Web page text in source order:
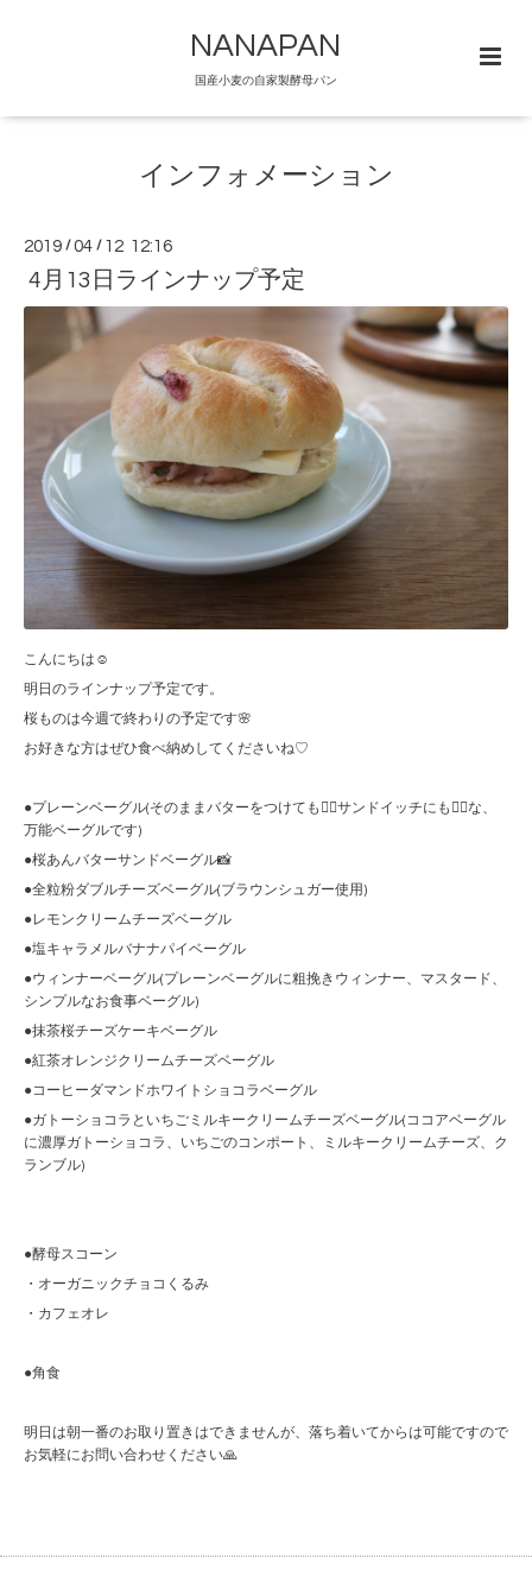
NANAPAN
国産小麦の自家製酵母パン
インフォメーション
2019 /04 / 12 12:16
4月13日ラインナップ予定
こんにちは☺︎
明日のラインナップ予定です。
桜ものは今週で終わりの予定です🌸
お好きな方はぜひ食べ納めしてくださいね♡
●プレーンベーグル(そのままバターをつけても🙆‍♀️サンドイッチにも🙆‍♀️な、
万能ベーグルです)
●桜あんバターサンドベーグル📸
●全粒粉ダブルチーズベーグル(ブラウンシュガー使用)
●レモンクリームチーズベーグル
●塩キャラメルバナナパイベーグル
●ウィンナーベーグル(プレーンベーグルに粗挽きウィンナー、マスタード、
シンプルなお食事ベーグル)
●抹茶桜チーズケーキベーグル
●紅茶オレンジクリームチーズベーグル
●コーヒーダマンドホワイトショコラベーグル
●ガトーショコラといちごミルキークリームチーズベーグル(ココアベーグル
に濃厚ガトーショコラ、いちごのコンポート、ミルキークリームチーズ、ク
ランブル)
●酵母スコーン
・オーガニックチョコくるみ
・カフェオレ
●角食
明日は朝一番のお取り置きはできませんが、落ち着いてからは可能ですので
お気軽にお問い合わせください🙏